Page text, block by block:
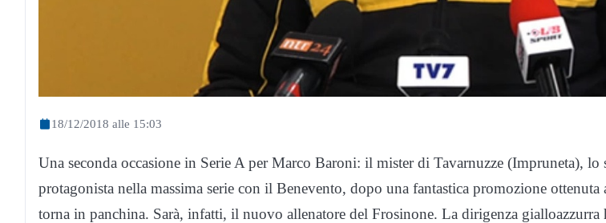
18/12/2018 alle 15:03
Una seconda occasione in Serie A per Marco Baroni: il mister di Tavarnuzze (Impruneta), lo
protagonista nella massima serie con il Benevento, dopo una fantastica promozione ottenuta
torna in panchina. Sarà, infatti, il nuovo allenatore del Frosinone. La dirigenza gialloazzurra